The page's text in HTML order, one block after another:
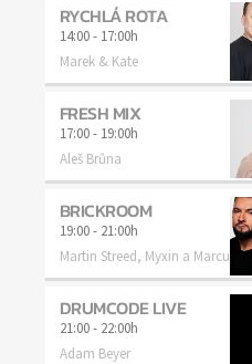
RYCHLÁ ROTA
14:00- 17:00h
Marek & Kate
FRESH MIX
17:00- 19:00h
Aleš Brůna
BRICKROOM
19:00- 21:00h
Martin Streed, Myxin a Marcus
DRUMCODE LIVE
21:00- 22:00h
Adam Beyer